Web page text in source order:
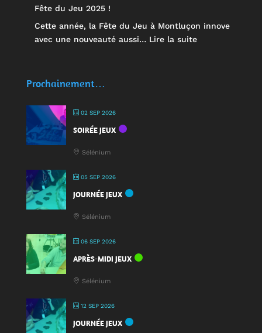
Fête du Jeu 2025 !
Cette année, la Fête du Jeu à Montluçon innove
avec une nouveauté aussi… Lire la suite:
Prochainement…
02 SEP 2026
SOIRÉE JEUX
Sélénium
05 SEP 2026
JOURNÉE JEUX
Sélénium
06 SEP 2026
APRÈS-MIDI JEUX
Sélénium
12 SEP 2026
JOURNÉE JEUX